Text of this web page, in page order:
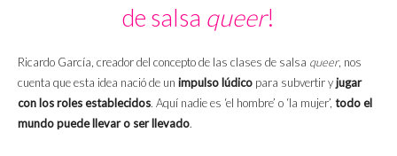
de salsa queer!
Ricardo García, creador del concepto de las clases de salsa queer, nos
cuenta que esta idea nació de un impulso lúdico para subvertir yjugar
con los roles establecidos. Aquí nadie es ‘el hombre’ o ‘la mujer’, todo el
mundo puede llevar o ser llevado.